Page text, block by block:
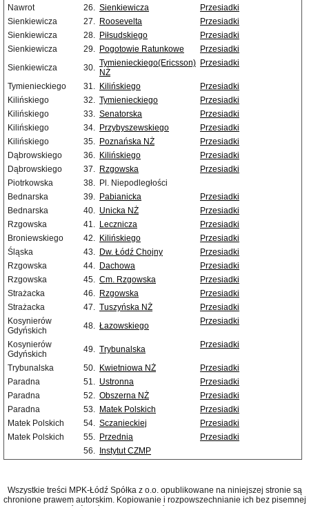
Nawrot
26. Sienkiewicza
Przesiadki
Sienkiewicza
27. Roosevelta
Przesiadki
Sienkiewicza
28. Piłsudskiego
Przesiadki
Sienkiewicza
29. Pogotowie Ratunkowe
Przesiadki
Sienkiewicza
30. Tymienieckiego(Ericsson)
NŻ
Przesiadki
Tymienieckiego 31. Kilińskiego
Przesiadki
Kilińskiego
32. Tymienieckiego
Przesiadki
Kilińskiego
33. Senatorska
Przesiadki
Kilińskiego
34. Przybyszewskiego
Przesiadki
Kilińskiego
35. Poznańska NŻ
Przesiadki
Dąbrowskiego
36. Kilińskiego
Przesiadki
Dąbrowskiego
37. Rzgowska
Przesiadki
Piotrkowska
38. Pl. Niepodległości
Bednarska
39. Pabianicka
Przesiadki
Bednarska
40. Unicka NŻ
Przesiadki
Rzgowska
41. Lecznicza
Przesiadki
Broniewskiego
42. Kilińskiego
Przesiadki
Śląska
43. Dw. Łódź Chojny
Przesiadki
Rzgowska
44. Dachowa
Przesiadki
Rzgowska
45. Cm. Rzgowska
Przesiadki
Strażacka
46. Rzgowska
Przesiadki
Strażacka
47. Tuszyńska NŻ
Przesiadki
Kosynierów
Gdyńskich
48. Łazowskiego Przesiadki
Kosynierów
Gdyńskich
49. Trybunalska Przesiadki
Trybunalska 50. Kwietniowa NŻ
Przesiadki
Paradna
51. Ustronna
Przesiadki
Paradna
52. Obszerna NŻ
Przesiadki
Paradna
53. Matek Polskich
Przesiadki
Matek Polskich
54. Sczanieckiej
Przesiadki
Matek Polskich
55. Przednia
Przesiadki
56.
Instytut CZMP
Wszystkie treści MPK-Łódź Spółka z o.o. opublikowane na niniejszej stronie są
chronione prawem autorskim. Kopiowanie i rozpowszechnianie ich bez pisemnej